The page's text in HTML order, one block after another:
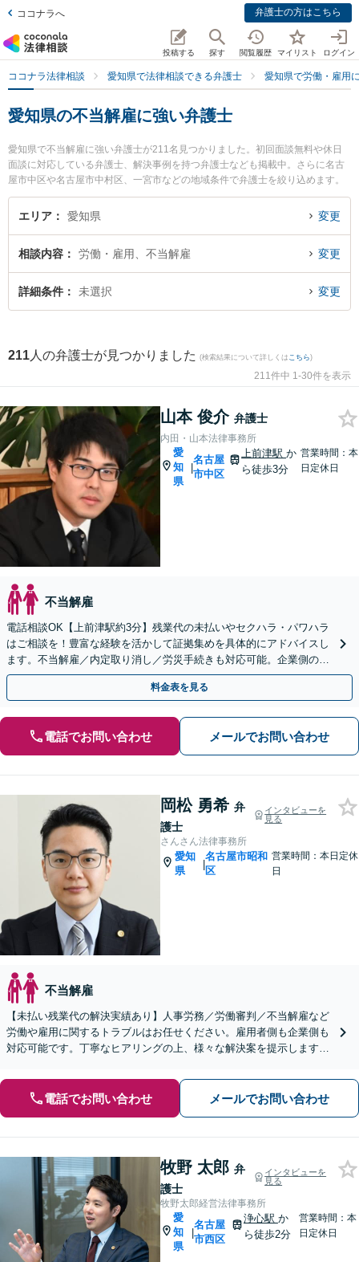
ココナラへ 弁護士の方はこちら
投稿する 探す 閲覧履歴 マイリスト ログイン
ココナラ法律相談 愛知県で法律相談できる弁護士 愛知県で労働・雇用
愛知県の不当解雇に強い弁護士
愛知県で不当解雇に強い弁護士が211名見つかりました。初回面談無料や休日
面談に対応している弁護士、解決事例を持つ弁護士なども掲載中。さらに名古
屋市中区や名古屋市中村区、一宮市などの地域条件で弁護士を絞り込めます。
労働・雇用に関係する不当解雇や退職勧奨、内定取消等の細かな分野での絞り
込み検索もでき便利です。特に内田・山本法律事務所の山本 俊介弁護士やさん
土日や夜間に発生した不当解雇のトラブルを今すぐに弁護士に相談したい』
『不当解雇のトラブル解決の実績豊富な近くの弁護士を検索したい』『初回相
談無料で不当解雇を法律相談できる愛知県内の弁護士に相談予約したい』など
エリア 愛知県 変更
相談内容 労働・雇用、不当解雇 変更
詳細条件 未選択 変更
211 人の弁護士が見つかりました (検索結果について詳しくは こちら)
211件中 1-30件を表示
山本 俊介 弁護士
内田・山本法律事務所
愛
知
県
|
名古屋
市中区
上前津駅か
ら徒歩3分
営業時間：本
日定休日
不当解雇
電話相談OK【上前津駅約3分】残業代の未払いやセクハラ・パワハラ
はご相談を！豊富な経験を活かして証拠集めを具体的にアドバイスし
ます。不当解雇／内定取り消し／労災手続きも対応可能。企業側のご
相談も対応可【初回相談無料】
料金表を見る
電話でお問い合わせ メールでお問い合わせ
岡松 勇希 弁
護士
インタビューを
見る
さんさん法律事務所
愛知
県
|
名古屋市昭和
区
営業時間：本日定休
日
不当解雇
【未払い残業代の解決実績あり】人事労務／労働審判／不当解雇など
労働や雇用に関するトラブルはお任せください。雇用者側も企業側も
対応可能です。丁寧なヒアリングの上、様々な解決案を提示します
電話でお問い合わせ メールでお問い合わせ
牧野 太郎 弁
護士
インタビューを
見る
牧野太郎経営法律事務所
愛
知
県
|
名古屋
市西区
浄心駅 か
ら徒歩2分
営業時間：本
日定休日